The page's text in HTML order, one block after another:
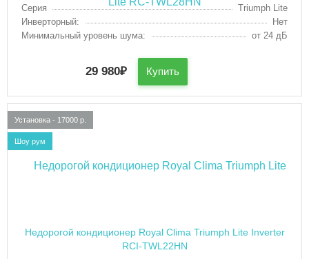
Серия
Triumph Lite
Инверторный:
Нет
Минимальный уровень шума:
от 24 дБ
29 980₽ Купить
Недорогой кондиционер Royal Clima Triumph Lite Inverter
RCI-TWL22HN
Установка - 17000 р.
Шоу рум